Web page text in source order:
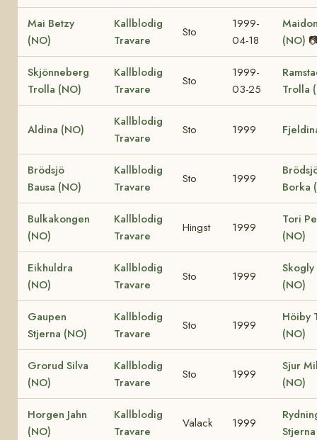
Mai Betzy
(NO)
Kallblodig
Travare
Sto
1999-
04-18
(NO)
Skjönneberg
Trolla (NO)
Kallblodig
Travare
Sto
1999-
03-25
Trolla
Aldina (NO)
Kallblodig
Travare
Sto 1999
Brödsjö
Bausa (NO)
Kallblodig
Travare
Sto 1999
Borka
Bulkakongen
(NO)
Kallblodig
Travare
Hingst 1999
Tori
(NO)
Eikhuldra
(NO)
Kallblodig
Travare
Sto 1999
Skogly
(NO)
Gaupen
Stjerna (NO)
Kallblodig
Travare
Sto 1999
Höiby
(NO)
Grorud Silva
(NO)
Kallblodig
Travare
Sto 1999
Sjur
(NO)
Horgen Jahn
(NO)
Kallblodig
Travare
Valack 1999